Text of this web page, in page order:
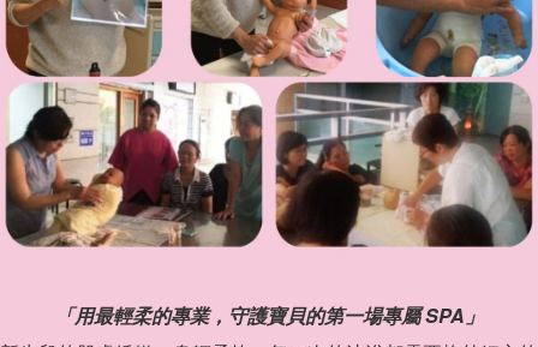
「用最輕柔的專業，守護寶貝的第一場專屬 SPA」